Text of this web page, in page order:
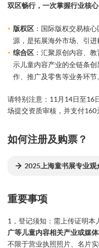
双区畅行，一次掌握行业核心
版权区 ：国际版权交易核
源，是拓展海外市场、引进
综合区 ：汇聚原创内容、
示儿童内容产业的全链条
作、推广及零售等业务环节
请特别注意：11月14日至16
场提交资质审核，并支付160
如何注册及购票？
2025上海童书展专业观
重要事项
1，登记须知：需上传证明本
广等儿童内容相关产业或媒
不限于营业执照照片、名片